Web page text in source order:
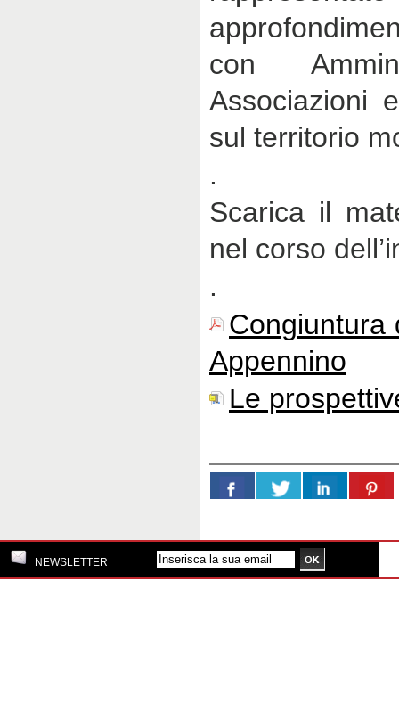
con
Associazioni
sul territorio
.
Scarica il
nel corso
.
Congiuntura
Appennino
Le
NEWSLETTER